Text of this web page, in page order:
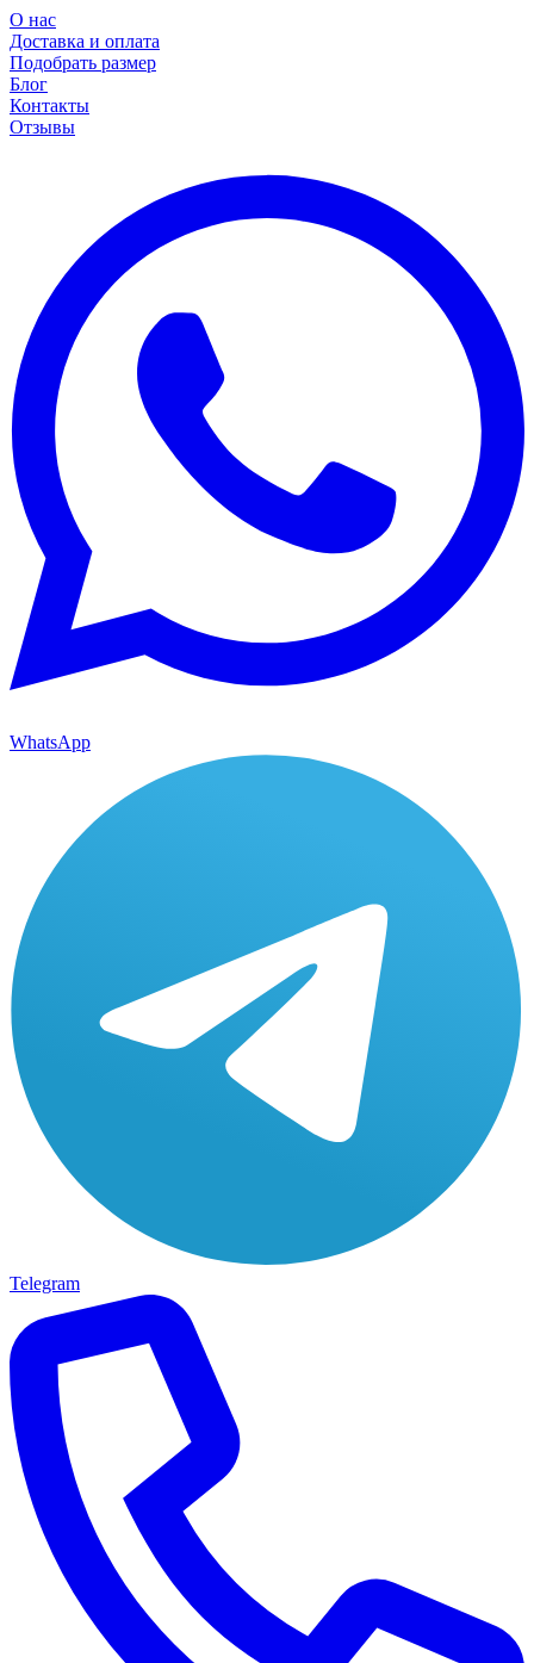
О нас
Доставка и оплата
Подобрать размер
Блог
Контакты
Отзывы
WhatsApp
Telegram